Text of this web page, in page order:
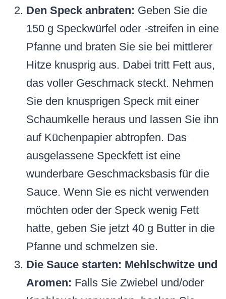
Den Speck anbraten: Geben Sie die
150 g Speckwürfel oder -streifen in eine
Pfanne und braten Sie sie bei mittlerer
Hitze knusprig aus. Dabei tritt Fett aus,
das voller Geschmack steckt. Nehmen
Sie den knusprigen Speck mit einer
Schaumkelle heraus und lassen Sie ihn
auf Küchenpapier abtropfen. Das
ausgelassene Speckfett ist eine
wunderbare Geschmacksbasis für die
Sauce. Wenn Sie es nicht verwenden
möchten oder der Speck wenig Fett
hatte, geben Sie jetzt 40 g Butter in die
Pfanne und schmelzen sie.
Die Sauce starten: Mehlschwitze und
Aromen: Falls Sie Zwiebel und/oder